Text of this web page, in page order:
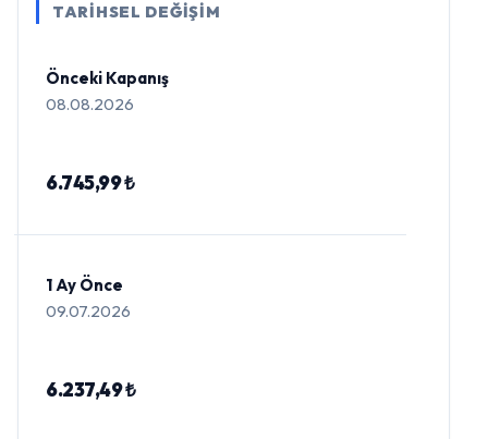
TARİHSEL DEĞİŞİM
Önceki Kapanış
08.08.2026
6.745,99 ₺
1 Ay Önce
09.07.2026
6.237,49 ₺